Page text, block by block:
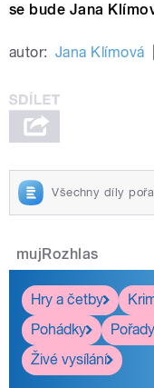
se bude Jana
autor: Jana Klímová
Všechny díly
mujRozhlas
Hry a četby
Pohádky
Pořady
Živé vysílání